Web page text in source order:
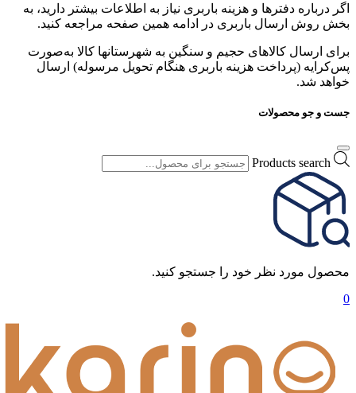
اگر درباره دفترها و هزینه باربری نیاز به اطلاعات بیشتر دارید، به
بخش روش ارسال باربری در ادامه همین صفحه مراجعه کنید.
برای ارسال کالاهای حجیم و سنگین به شهرستانها کالا به‌صورت
پس‌کرایه (پرداخت هزینه باربری هنگام تحویل مرسوله) ارسال
خواهد شد.
جست و جو محصولات
Products search
محصول مورد نظر خود را جستجو کنید.
0